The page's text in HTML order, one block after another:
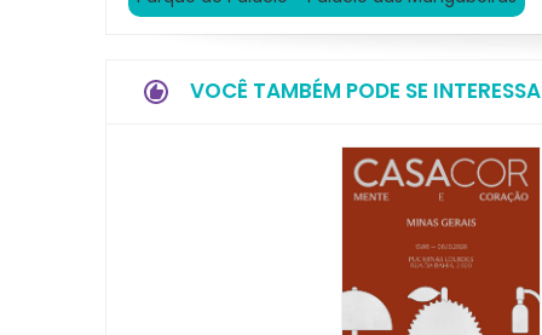
VOCÊ TAMBÉM PODE SE